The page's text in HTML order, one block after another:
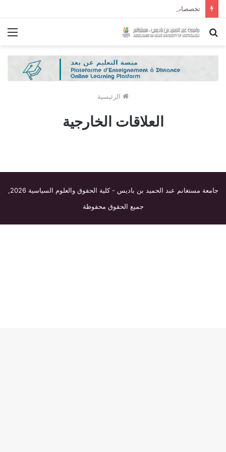
بحث
الرئيسية
العلاقات الخارجية
جامعة مستغانم عبد الحميد بن باديس - كلية الحقوق والعلوم السياسية
2026,
جميع الحقوق محفوظة